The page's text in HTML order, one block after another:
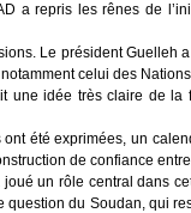
a repris les rênes de
Le président Guelleh
celui des
une idée très claire de
été exprimées, un
de confiance
un rôle central dans
question du Soudan, qui